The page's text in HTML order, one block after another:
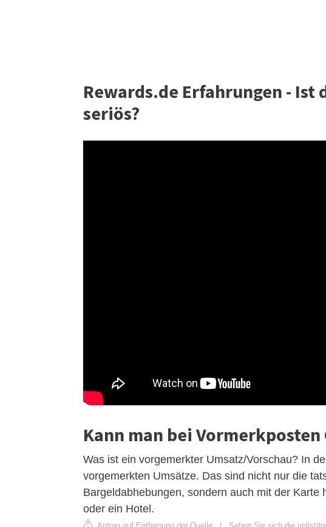
Rewards.de Erfahrungen -
seriös?
Kann man bei Vormerkposten
Was ist ein vorgemerkter Umsatz/Vorschau? In
vorgemerkten Umsätze. Das sind nicht nur die
Bargeldabhebungen, sondern auch mit der
oder ein Hotel.